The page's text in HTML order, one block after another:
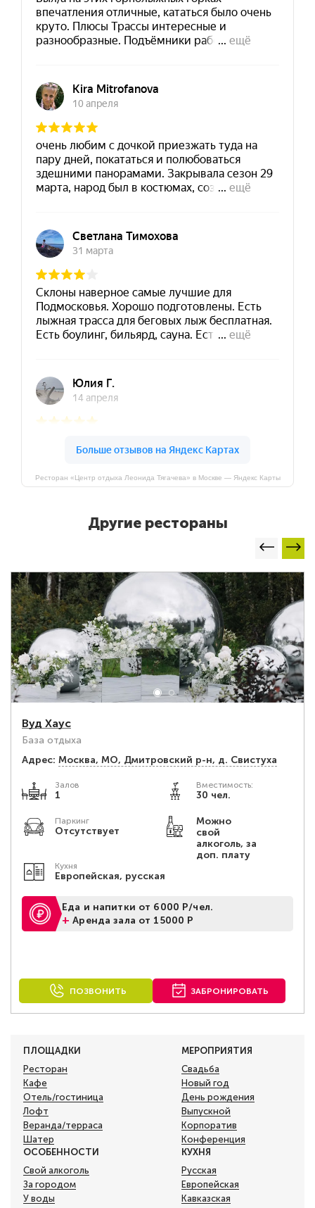
Ресторан «Центр отдыха Леонида Тягачева» в Москве — Яндекс Карты
Другие рестораны
Вуд Хаус
База отдыха
Адрес: Москва, МО, Дмитровский р-н, д. Свистуха
Залов
1
Вместимость:
30 чел.
Паркинг
Отсутствует
Можно
свой
алкоголь, за
доп. плату
Кухня
Европейская, русская
Еда и напитки от 6000 Р/чел.
+Аренда зала от 15000 Р
ПОЗВОНИТЬ ЗАБРОНИРОВАТЬ
ПЛОЩАДКИ
Ресторан
Кафе
Отель/гостиница
Лофт
Веранда/терраса
Шатер
МЕРОПРИЯТИЯ
Свадьба
Новый год
День рождения
Выпускной
Корпоратив
Конференция
ОСОБЕННОСТИ
Свой алкоголь
За городом
У воды
КУХНЯ
Русская
Европейская
Кавказская